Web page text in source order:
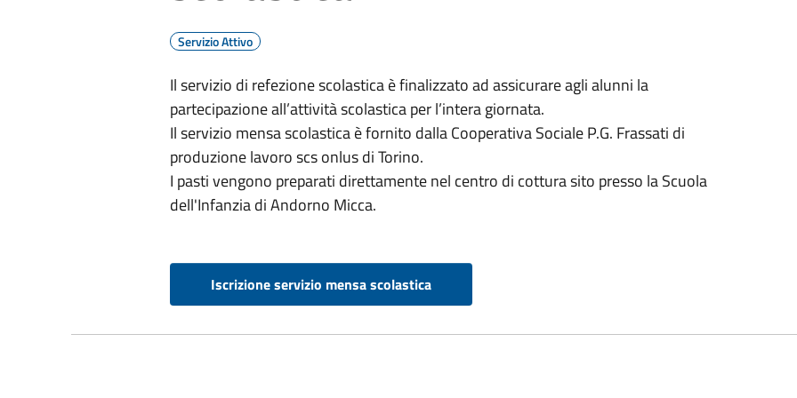
Servizio Attivo
Il servizio di refezione scolastica è finalizzato ad assicurare agli alunni la
partecipazione all’attività scolastica per l’intera giornata.
Il servizio mensa scolastica è fornito dalla Cooperativa Sociale P.G. Frassati di
produzione lavoro scs onlus di Torino.
I pasti vengono preparati direttamente nel centro di cottura sito presso la Scuola
dell'Infanzia di Andorno Micca.
Iscrizione servizio mensa scolastica